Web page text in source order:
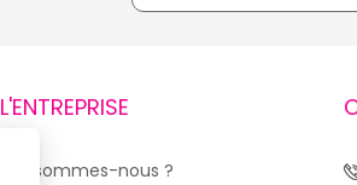
L'ENTREPRISE
Qui sommes-nous ?